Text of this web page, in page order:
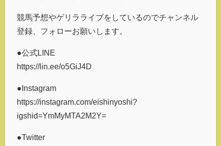
競馬予想やゲリラライブをしているのでチャンネル
登録、フォローお願いします。
●公式LINE
https://lin.ee/o5GiJ4D
●Instagram
https://instagram.com/eishinyoshi?
igshid=YmMyMTA2M2Y=
●Twitter